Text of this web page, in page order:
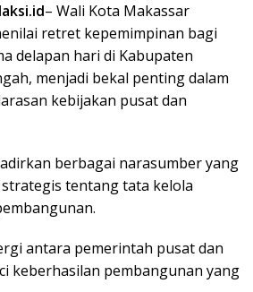
– Wali Kota Makassar
retret kepemimpinan bagi
delapan hari di Kabupaten
menjadi bekal penting dalam
kebijakan pusat dan
berbagai narasumber yang
tentang tata kelola
antara pemerintah pusat dan
keberhasilan pembangunan yang